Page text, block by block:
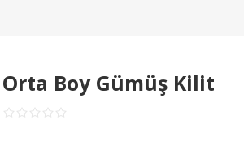
Orta Boy Gümüş Kilit